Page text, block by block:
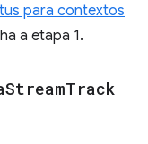
para contextos
a etapa 1.
StreamTrack